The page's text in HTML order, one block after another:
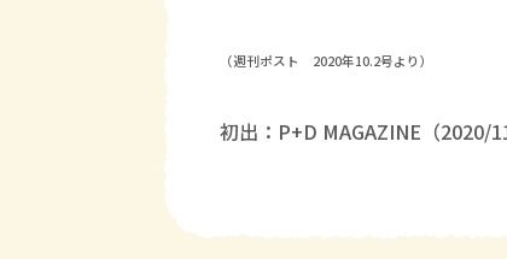
（週刊ポスト 2020年10.2号より）
初出：P+D MAGAZINE（2020/